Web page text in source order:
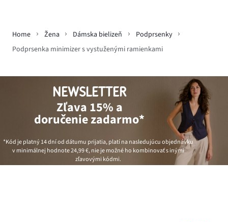
Home Žena Dámska bielizeň
Podprsenky
Podprsenka minimizer s vystuženými ramienkami
NEWSLETTER
Zľava 15% a
doručenie zadarmo*
*Kód je platný 14 dní od dátumu prijatia, platí na nasledujúcu objednávku
v minimálnej hodnote24,99 €, nie je možné ho kombinovať s inými
zľavovými kódmi.